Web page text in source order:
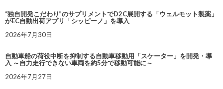
“独自開発こだわり”のサプリメントでD2C展開する「ウェルモット製薬」
がEC自動出荷アプリ「シッピーノ」を導入
2026年7月30日
自動車船の荷役中断を抑制する自動車移動用「スケーター」を開発・導
入 ～自力走行できない車両を約5分で移動可能に～
2026年7月27日